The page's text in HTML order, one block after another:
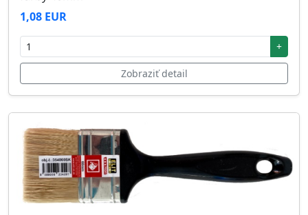
1,08 EUR
+
Zobraziť detail